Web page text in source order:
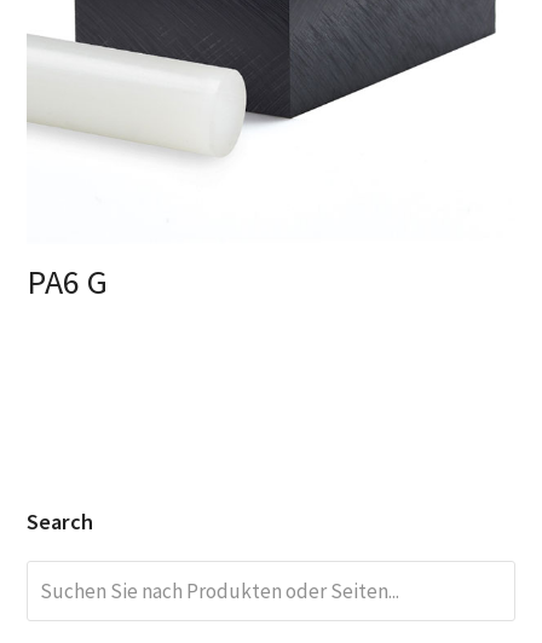
PA6 G
Search
Sie
nach